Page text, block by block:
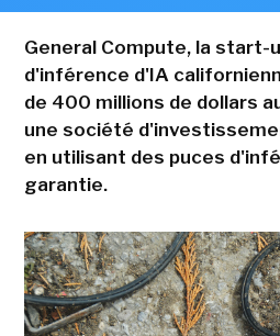
General Compute, la start-
d'inférence d'IA
de 400 millions de dollars
une société
en utilisant des puces
garantie.